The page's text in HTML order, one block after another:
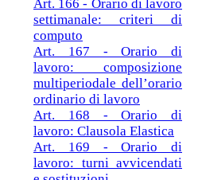
Art. 166 - Orario di lavoro
settimanale: criteri di
computo
Art. 167 - Orario di
lavoro: composizione
multiperiodale dell’orario
ordinario di lavoro
Art. 168 - Orario di
lavoro: Clausola Elastica
Art. 169 - Orario di
lavoro: turni avvicendati